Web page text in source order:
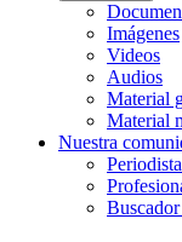
Imágenes
Videos
Audios
Material
Material
Nuestra